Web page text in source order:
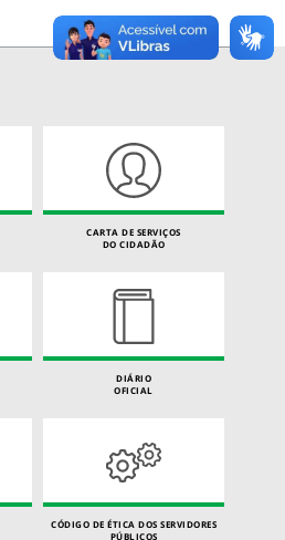
CARTA DE SERVIÇOS
DO CIDADÃO
DIÁRIO
OFICIAL
CÓDIGO DE ÉTICA DOS SERVIDORES
PÚBLICOS